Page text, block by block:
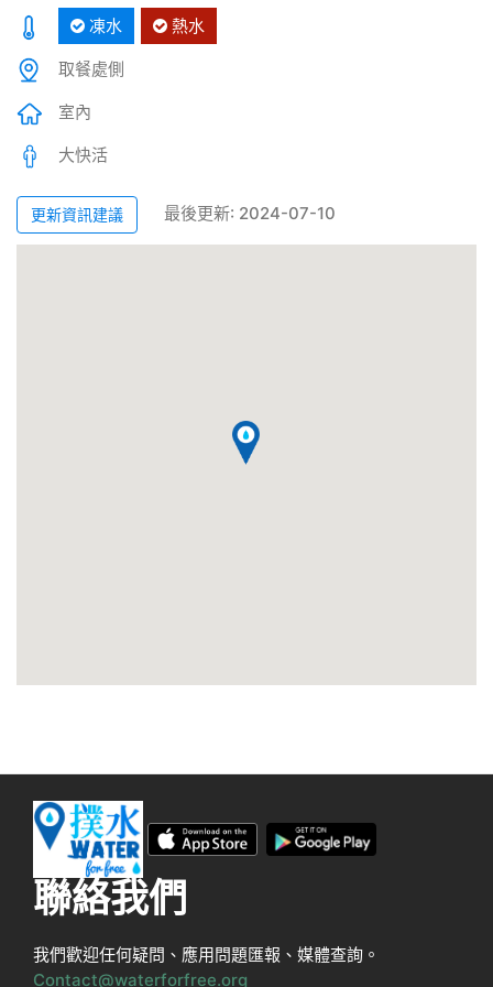
凍水 熱水
取餐處側
室內
大快活
更新資訊建議 最後更新: 2024-07-10
聯絡我們
我們歡迎任何疑問、應用問題匯報、媒體查詢。
Contact@waterforfree.org